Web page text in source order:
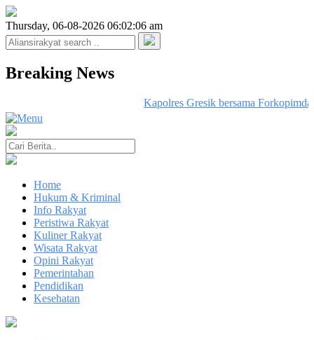
Thursday, 06-08-2026 06:02:06 am
Breaking News
Kapolres Gresik bersama
Home
Hukum & Kriminal
Info Rakyat
Peristiwa Rakyat
Kuliner Rakyat
Wisata Rakyat
Opini Rakyat
Pemerintahan
Pendidikan
Kesehatan